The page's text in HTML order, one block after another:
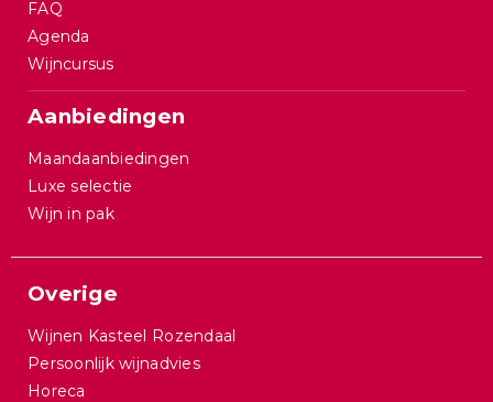
FAQ
Agenda
Wijncursus
Aanbiedingen
Maandaanbiedingen
Luxe selectie
Wijn in pak
Overige
Wijnen Kasteel Rozendaal
Persoonlijk wijnadvies
Horeca